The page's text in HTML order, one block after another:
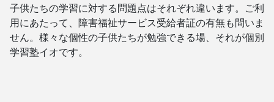
子供たちの学習に対する問題点はそれぞれ違います。ご利
用にあたって、障害福祉サービス受給者証の有無も問いま
せん。様々な個性の子供たちが勉強できる場、それが個別
学習塾イオです。